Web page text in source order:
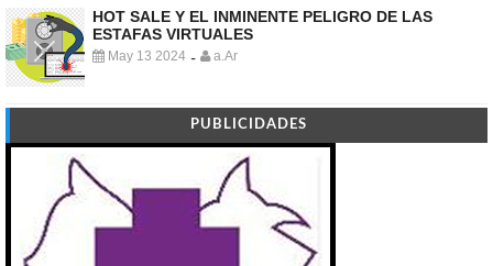
HOT SALE Y EL INMINENTE PELIGRO DE LAS
ESTAFAS VIRTUALES
May 13 2024 - a.Ar
PUBLICIDADES